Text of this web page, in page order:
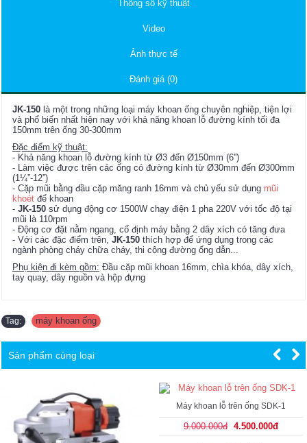
Thông số kỹ thuật
Video
Ảnh thực tế
Đánh giá (0)
JK-150 là một trong những loại máy khoan ống chuyên nghiệp, tiện lợi
và phổ biến nhất hiện nay với khả năng khoan lỗ đường kính tối đa
150mm trên ống 30-300mm
Đặc điểm kỹ thuật:
- Khả năng khoan lỗ đường kính từ Ø3 đến Ø150mm (6'')
- Làm việc được trên các ống có đường kính từ Ø30mm đến Ø300mm
(1¼”-12”)
- Cặp mũi bằng đầu cặp măng ranh 16mm và chủ yếu sử dụng mũi
khoét để khoan
- JK-150 sử dụng động cơ 1500W chạy điện 1 pha 220V với tốc độ tại
mũi là 110rpm
- Động cơ đặt nằm ngang, cố định máy bằng 2 dây xích có tăng đưa
- Với các đặc điểm trên, JK-150 thích hợp để ứng dụng trong các
ngành phòng cháy chữa cháy, thi công đường ống dẫn...
Phụ kiện đi kèm gồm: Đầu cặp mũi khoan 16mm, chìa khóa, dây xích,
tay quay, dây nguồn và hộp đựng
Tag: máy khoan ống
Sản phẩm cùng loại
Máy khoan lỗ trên ống SDK-1
9.000.000đ 4.500.000đ